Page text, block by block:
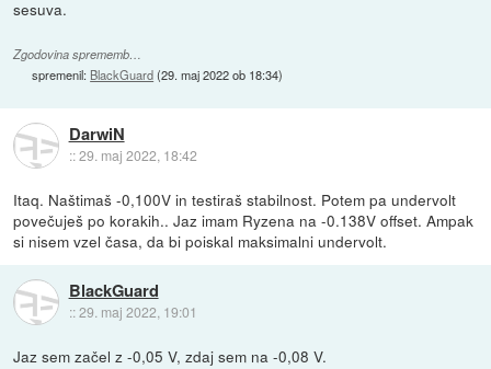
sesuva.
Zgodovina sprememb…
spremenil: BlackGuard(29. maj 2022 ob 18:34)
DarwiN
::29. maj 2022, 18:42
Itaq. Naštimaš -0,100V in testiraš stabilnost. Potem pa undervolt
povečuješ po korakih.. Jaz imam Ryzena na -0.138V offset. Ampak
si nisem vzel časa, da bi poiskal maksimalni undervolt.
BlackGuard
::29. maj 2022, 19:01
Jaz sem začel z -0,05 V, zdaj sem na -0,08 V.